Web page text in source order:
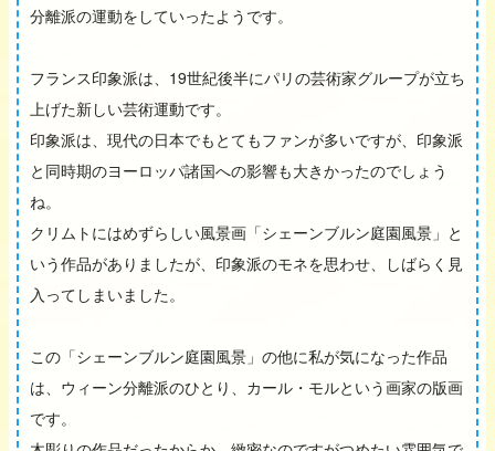
分離派の運動をしていったようです。
フランス印象派は、19世紀後半にパリの芸術家グループが立ち
上げた新しい芸術運動です。
印象派は、現代の日本でもとてもファンが多いですが、印象派
と同時期のヨーロッパ諸国への影響も大きかったのでしょう
ね。
クリムトにはめずらしい風景画「シェーンブルン庭園風景」と
いう作品がありましたが、印象派のモネを思わせ、しばらく見
入ってしまいました。
この「シェーンブルン庭園風景」の他に私が気になった作品
は、ウィーン分離派のひとり、カール・モルという画家の版画
です。